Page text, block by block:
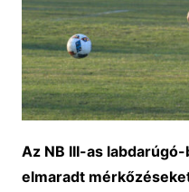
Az NB III-as
elmaradt